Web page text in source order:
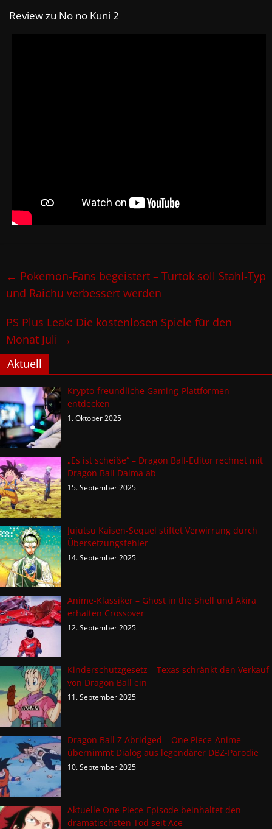
Review zu No no Kuni 2
← Pokemon-Fans begeistert – Turtok soll Stahl-Typ
und Raichu verbessert werden
PS Plus Leak: Die kostenlosen Spiele für den
Monat Juli →
Aktuell
Krypto-freundliche Gaming-Plattformen
entdecken
1. Oktober 2025
„Es ist scheiße“ – Dragon Ball-Editor rechnet mit
Dragon Ball Daima ab
15. September 2025
Jujutsu Kaisen-Sequel stiftet Verwirrung durch
Übersetzungsfehler
14. September 2025
Anime-Klassiker – Ghost in the Shell und Akira
erhalten Crossover
12. September 2025
Kinderschutzgesetz – Texas schränkt den Verkauf
von Dragon Ball ein
11. September 2025
Dragon Ball Z Abridged – One Piece-Anime
übernimmt Dialog aus legendärer DBZ-Parodie
10. September 2025
Aktuelle One Piece-Episode beinhaltet den
dramatischsten Tod seit Ace